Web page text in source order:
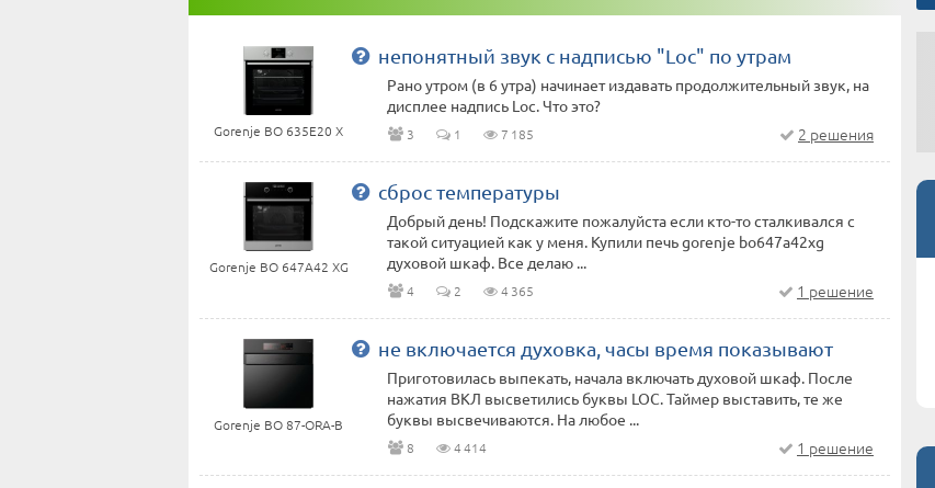
Gorenje BO 635E20 X
непонятный звук с надписью "Loc" по утрам
Рано утром (в 6 утра) начинает издавать продолжительный звук, на
дисплее надпись Loc. Что это?
3 1 7 185 2 решения
Gorenje BO 647A42 XG
сброс температуры
Добрый день! Подскажите пожалуйста если кто-то сталкивался с
такой ситуацией как у меня. Купили печь gorenje bo647a42xg
духовой шкаф. Все делаю ...
4 2 4 365 1 решение
Gorenje BO 87-ORA-B
не включается духовка, часы время показывают
Приготовилась выпекать, начала включать духовой шкаф. После
нажатия ВКЛ высветились буквы LOC. Таймер выставить, те же
буквы высвечиваются. На любое ...
8 4 414 1 решение